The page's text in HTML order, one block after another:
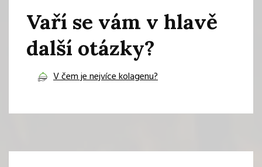
Vaří se vám v hlavě
další otázky?
V čem je nejvíce kolagenu?